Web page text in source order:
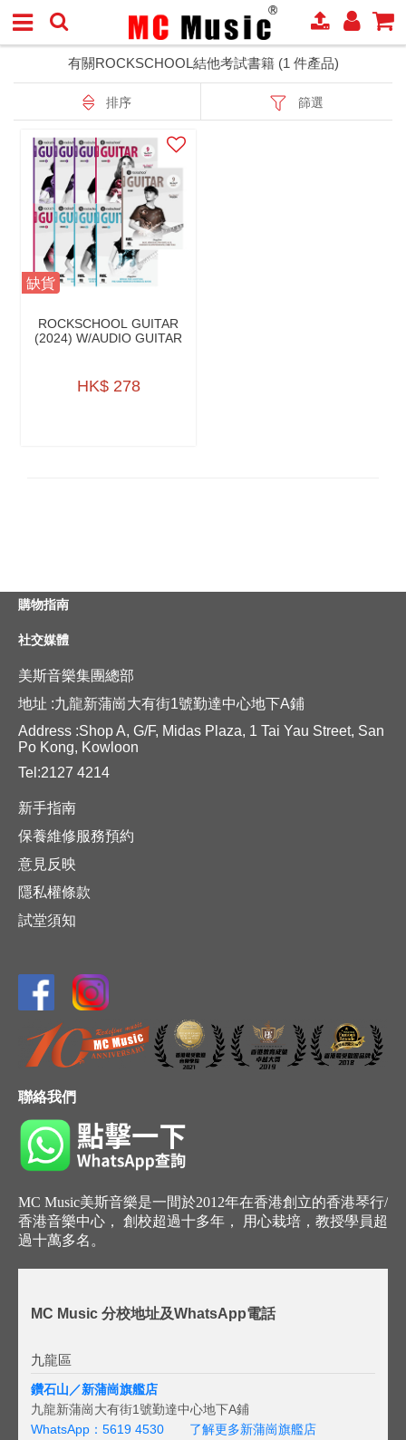
有關ROCKSCHOOL結他考試書籍 (1 件產品)
排序 篩選
缺貨
ROCKSCHOOL GUITAR
(2024) W/AUDIO GUITAR
HK$ 278
購物指南
社交媒體
美斯音樂集團總部
地址 :九龍新蒲崗大有街1號勤達中心地下A鋪
Address :Shop A, G/F, Midas Plaza, 1 Tai Yau Street, San
Po Kong, Kowloon
Tel:2127 4214
新手指南
保養維修服務預約
意見反映
隱私權條款
試堂須知
聯絡我們
MC Music美斯音樂是一間於2012年在香港創立的香港琴行/
香港音樂中心， 創校超過十多年， 用心栽培，教授學員超
過十萬多名。
MC Music 分校地址及WhatsApp電話
九龍區
鑽石山／新蒲崗旗艦店
九龍新蒲崗大有街1號勤達中心地下A鋪
WhatsApp：5619 4530
了解更多新蒲崗旗艦店